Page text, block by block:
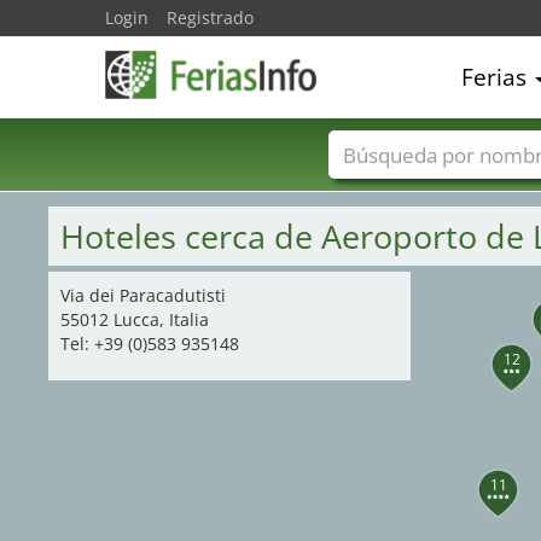
11
12
Hoteles cerca de Aeroporto de
Via dei Paracadutisti
55012 Lucca, Italia
Tel: +39 (0)583 935148
Login Registrado
Ferias
Nombres de ferias